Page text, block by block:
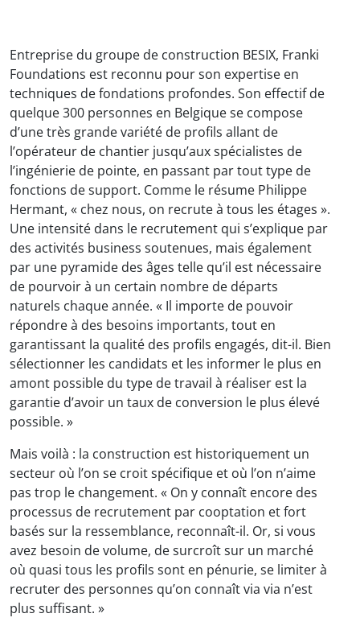
Entreprise du groupe de construction BESIX, Franki
Foundations est reconnu pour son expertise en
techniques de fondations profondes. Son effectif de
quelque 300 personnes en Belgique se compose
d’une très grande variété de profils allant de
l’opérateur de chantier jusqu’aux spécialistes de
l’ingénierie de pointe, en passant par tout type de
fonctions de support. Comme le résume Philippe
Hermant, « chez nous, on recrute à tous les étages ».
Une intensité dans le recrutement qui s’explique par
des activités business soutenues, mais également
par une pyramide des âges telle qu’il est nécessaire
de pourvoir à un certain nombre de départs
naturels chaque année. « Il importe de pouvoir
répondre à des besoins importants, tout en
garantissant la qualité des profils engagés, dit-il. Bien
sélectionner les candidats et les informer le plus en
amont possible du type de travail à réaliser est la
garantie d’avoir un taux de conversion le plus élevé
possible. »
Mais voilà : la construction est historiquement un
secteur où l’on se croit spécifique et où l’on n’aime
pas trop le changement. « On y connaît encore des
processus de recrutement par cooptation et fort
basés sur la ressemblance, reconnaît-il. Or, si vous
avez besoin de volume, de surcroît sur un marché
où quasi tous les profils sont en pénurie, se limiter à
recruter des personnes qu’on connaît via via n’est
plus suffisant. »